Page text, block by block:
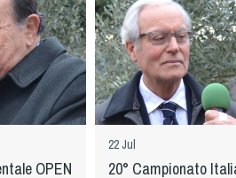
OPEN
22 Jul
20° Campionato